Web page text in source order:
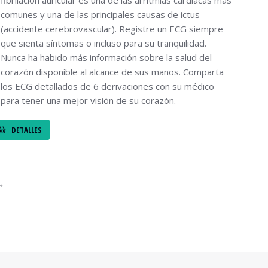
comunes y una de las principales causas de ictus
(accidente cerebrovascular). Registre un ECG siempre
que sienta síntomas o incluso para su tranquilidad.
Nunca ha habido más información sobre la salud del
corazón disponible al alcance de sus manos. Comparta
los ECG detallados de 6 derivaciones con su médico
para tener una mejor visión de su corazón.
DETALLES